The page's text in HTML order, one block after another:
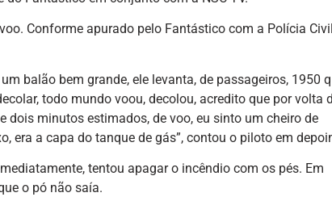
Conforme apurado pelo Fantástico com a Polícia
balão bem grande, ele levanta, de passageiros, 1950
todo mundo voou, decolou, acredito que por volta
minutos estimados, de voo, eu sinto um cheiro de
era a capa do tanque de gás”, contou o piloto em
tentou apagar o incêndio com os pés. Em
o pó não saía.